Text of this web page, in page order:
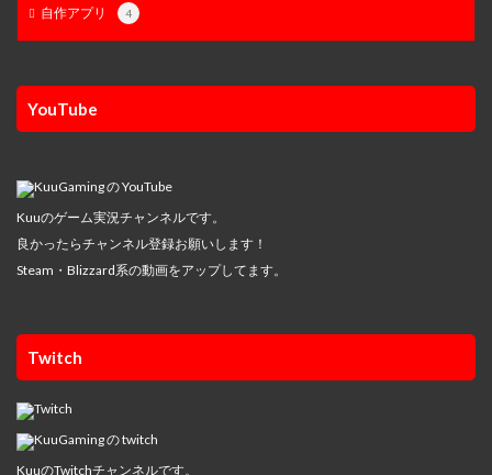
自作アプリ 4
YouTube
Kuuのゲーム実況チャンネルです。
良かったらチャンネル登録お願いします！
Steam・Blizzard系の動画をアップしてます。
Twitch
KuuのTwitchチャンネルです。